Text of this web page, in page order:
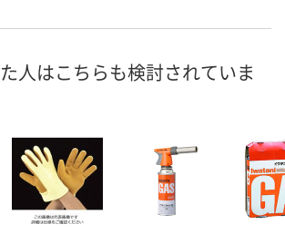
人はこちらも検討されていま